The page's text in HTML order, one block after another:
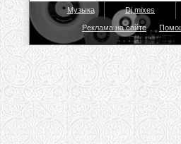
Музыка Dj mixes
Реклама на сайте